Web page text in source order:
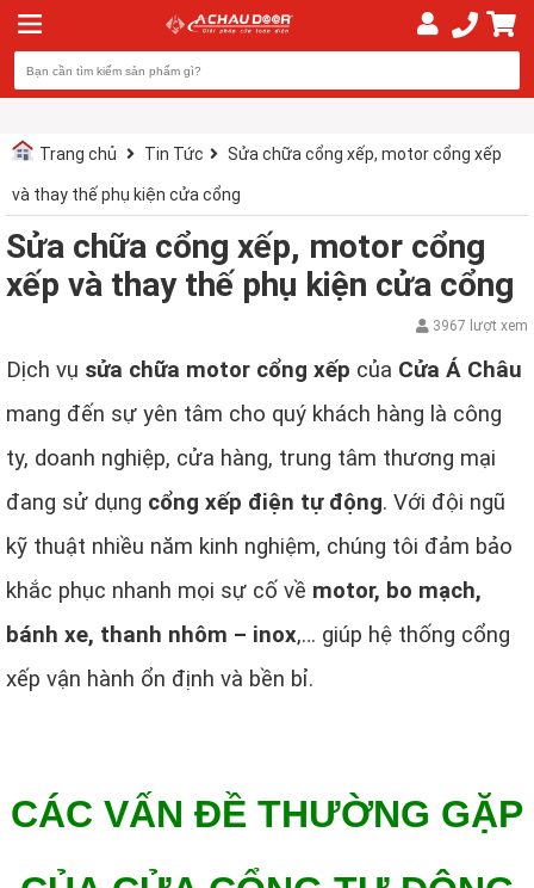
Trang chủ Tin Tức Sửa chữa cổng xếp, motor cổng xếp
và thay thế phụ kiện cửa cổng
Sửa chữa cổng xếp, motor cổng
xếp và thay thế phụ kiện cửa cổng
3967 lượt xem
Dịch vụ sửa chữa motor cổng xếp của Cửa Á Châu
mang đến sự yên tâm cho quý khách hàng là công
ty, doanh nghiệp, cửa hàng, trung tâm thương mại
đang sử dụng cổng xếp điện tự động. Với đội ngũ
kỹ thuật nhiều năm kinh nghiệm, chúng tôi đảm bảo
khắc phục nhanh mọi sự cố về motor, bo mạch,
bánh xe, thanh nhôm – inox,… giúp hệ thống cổng
xếp vận hành ổn định và bền bỉ.
CÁC VẤN ĐỀ THƯỜNG GẶP